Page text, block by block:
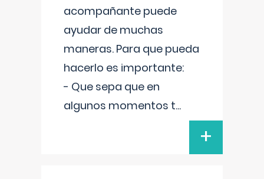
acompañante puede
ayudar de muchas
maneras. Para que pueda
hacerlo es importante:
- Que sepa que en
algunos momentos t...
+